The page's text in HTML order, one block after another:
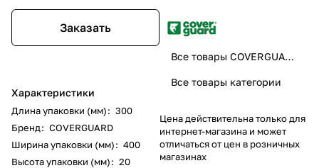
Заказать
Характеристики
Длина упаковки (мм): 300
Бренд: COVERGUARD
Ширина упаковки (мм): 400
Высота упаковки (мм): 20
Все товары COVERGUARD
Все товары категории
Цена действительна только для
интернет-магазина и может
отличаться от цен в розничных
магазинах